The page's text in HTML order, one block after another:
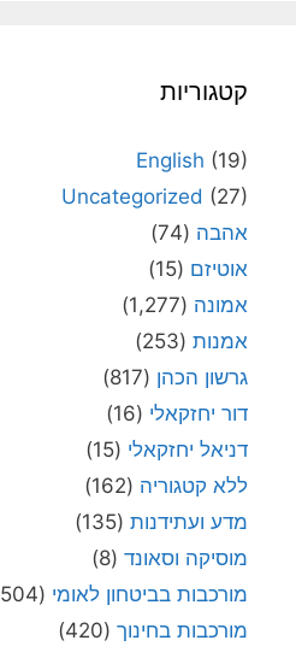
קטגוריות
English (19)
Uncategorized (27)
אהבה (74)
אוטיזם (15)
אמונה (1,277)
אמנות (253)
גרשון הכהן (817)
דור יחזקאלי (16)
דניאל יחזקאלי (15)
ללא קטגוריה (162)
מדע ועתידנות (135)
מוסיקה וסאונד (8)
מורכבות בביטחון לאומי (4,504)
מורכבות בחינוך (420)